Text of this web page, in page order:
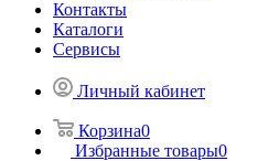
Контакты
Каталоги
Сервисы
Личный кабинет
Корзина0
Избранные товары0